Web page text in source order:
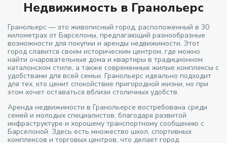
Недвижимость в Гранольерс
Гранольерс — это живописный город, расположенный в 30
километрах от Барселоны, предлагающий разнообразные
возможности для покупки и аренды недвижимости. Этот
город славится своим историческим центром, где можно
найти очаровательные дома и квартиры в традиционном
каталонском стиле, а также современные жилые комплексы с
удобствами для всей семьи. Гранольерс идеально подходит
для тех, кто ценит спокойствие пригородной жизни, но при
этом хочет оставаться вблизи столичных удобств.
Аренда недвижимости в Гранольерсе востребована среди
семей и молодых специалистов, благодаря развитой
инфраструктуре и хорошему транспортному сообщению с
Барселоной. Здесь есть множество школ, спортивных
комплексов и торговых центров, что делает город